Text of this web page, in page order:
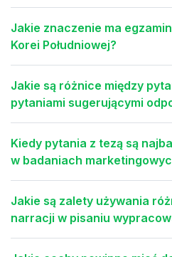
Jakie znaczenie ma
Korei Południowej?
Jakie są różnice między
pytaniami sugerującymi
Kiedy pytania z tezą są
w badaniach
Jakie są zalety używania
narracji w pisaniu